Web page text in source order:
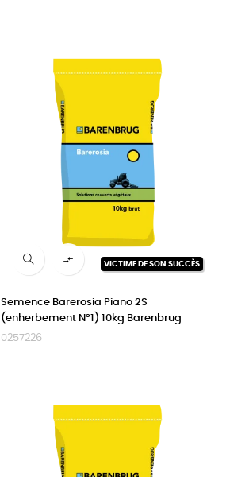
VICTIME DE SON SUCCÈS

Semence Barerosia Piano 2S
(enherbement N°1) 10kg Barenbrug
0257226